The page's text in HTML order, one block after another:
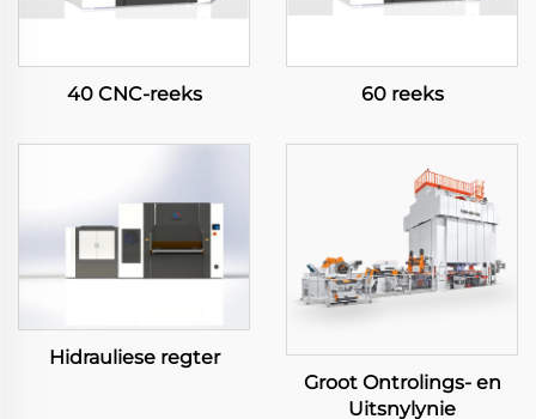
40 CNC-reeks 60 reeks
Hidrauliese regter
Groot Ontrolings- en
Uitsnylynie